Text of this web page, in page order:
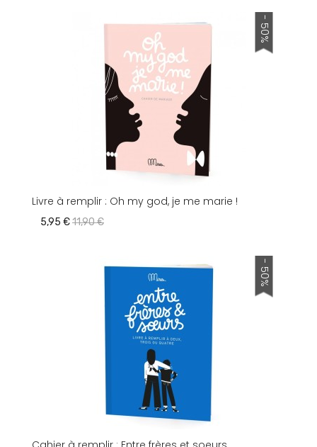
- 50%
Livre à remplir : Oh my god, je me marie !
5,95 €11,90 €
- 50%